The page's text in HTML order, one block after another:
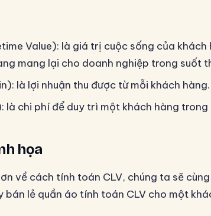
Value): là giá trị cuộc sống của
mang lại cho doanh nghiệp trong suốt
là lợi nhuận thu được từ mỗi khách hàng.
là chi phí để duy trì một khách hàng
họa
về cách tính toán CLV, chúng ta sẽ
bán lẻ quần áo tính toán CLV cho một